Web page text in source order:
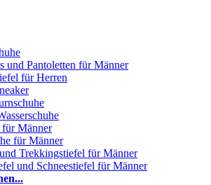
und Pantoletten für Männer
für Herren
für Männer
für Männer
Trekkingstiefel für Männer
und Schneestiefel für Männer